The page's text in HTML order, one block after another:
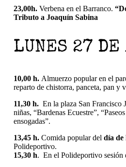
23,00h. Verbena en el Barranco.
Tributo a Joaquín Sabina
LUNES 27 DE
10,00 h. Almuerzo popular en el
reparto de chistorra, panceta, pan y
11,30 h. En la plaza San Francisco
niñas, “Bardenas Ecuestre”,
ensogadas”.
13,45 h. Comida popular del día de
Polideportivo.
15,30 h. En el Polideportivo